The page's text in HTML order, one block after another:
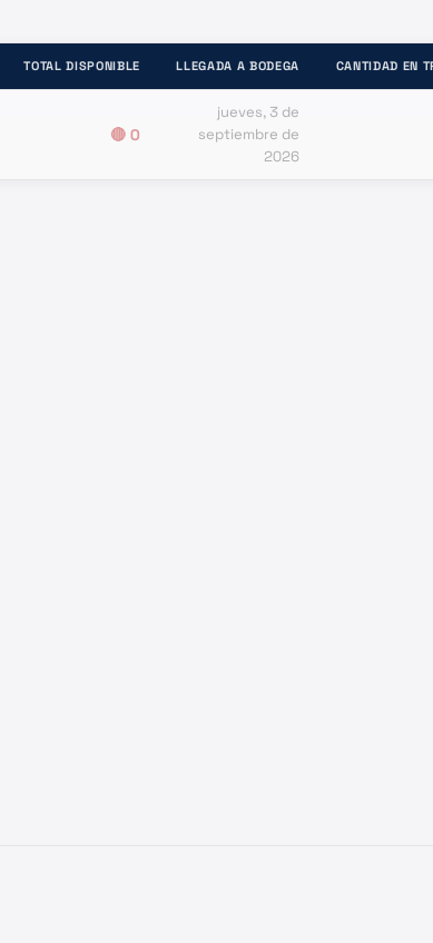
TOTAL DISPONIBLE LLEGADA A BODEGA CANTIDAD EN
🔴 0
jueves, 3 de
septiembre de
2026